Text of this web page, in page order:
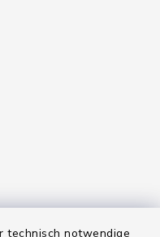
technisch notwendige